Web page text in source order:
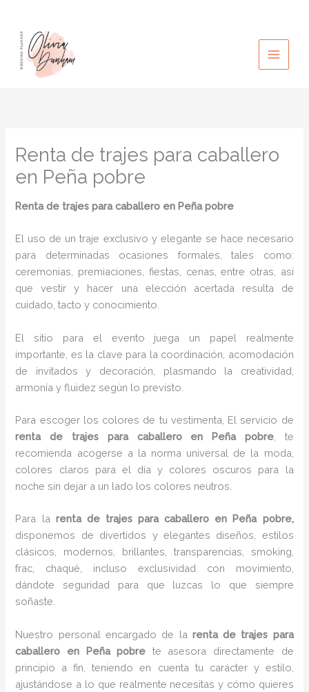
contenido
Renta de trajes para caballero
en Peña pobre
Renta de trajes para caballero en Peña pobre
El uso de un traje exclusivo y elegante se hace necesario
para determinadas ocasiones formales, tales como:
ceremonias, premiaciones, fiestas, cenas, entre otras, así
que vestir y hacer una elección acertada resulta de
cuidado, tacto y conocimiento.
El sitio para el evento juega un papel realmente
importante, es la clave para la coordinación, acomodación
de invitados y decoración, plasmando la creatividad,
armonía y fluidez según lo previsto.
Para escoger los colores de tu vestimenta, El servicio de
renta de trajes para caballero en Peña pobre, te
recomienda acogerse a la norma universal de la moda,
colores claros para el día y colores oscuros para la
noche sin dejar a un lado los colores neutros.
Para la renta de trajes para caballero en Peña pobre,
disponemos de divertidos y elegantes diseños, estilos
clásicos, modernos, brillantes, transparencias, smoking,
frac, chaqué, incluso exclusividad con movimiento,
dándote seguridad para que luzcas lo que siempre
soñaste.
Nuestro personal encargado de la renta de trajes para
caballero en Peña pobre te asesora directamente de
principio a fin, teniendo en cuenta tu carácter y estilo,
ajustándose a lo que realmente necesitas y cómo quieres